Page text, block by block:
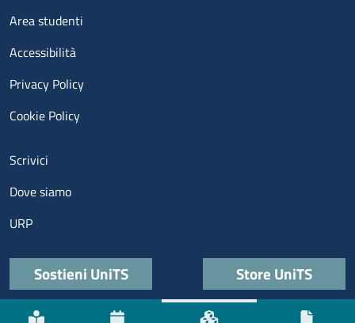
Menu footer 3
Area studenti
Accessibilità
Privacy Policy
Cookie Policy
Menu contatti
Scrivici
Dove siamo
URP
Quick links
Sostieni UniTS Store UniTS